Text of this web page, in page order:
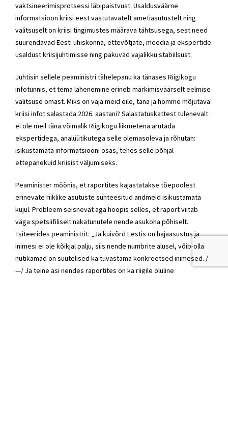
vaktsineerimisprotsessi läbipaistvust. Usaldusväärne
informatsioon kriisi eest vastutavatelt ametiasutustelt ning
valitsuselt on kriisi tingimustes määrava tähtsusega, sest need
suurendavad Eesti ühiskonna, ettevõtjate, meedia ja ekspertide
usaldust kriisijuhtimisse ning pakuvad vajalikku stabiilsust.
Juhtisin sellele peaministri tähelepanu ka tänases Riigikogu
infotunnis, et tema lähenemine erineb märkimisväärselt eelmise
valitsuse omast. Miks on vaja meid eile, täna ja homme mõjutava
kriisi infot salastada 2026. aastani? Salastatuskattest tulenevalt
ei ole meil täna võimalik Riigikogu liikmetena arutada
ekspertidega, analüütikutega selle olemasoleva ja rõhutan:
isikustamata informatsiooni osas, tehes selle põhjal
ettepanekuid kriisist väljumiseks.
Peaminister möönis, et raportites kajastatakse tõepoolest
erinevate riiklike asutuste sünteesitud andmeid isikustamata
kujul. Probleem seisnevat aga hoopis selles, et raport viitab
väga spetsiifiliselt nakatunutele nende asukoha põhiselt.
Tsiteerides peaministrit: „Ja kuivõrd Eestis on hajaasustus ja
inimesi ei ole kõikjal palju, siis nende numbrite alusel, võib-olla
nutikamad on suutelised ka tuvastama konkreetsed inimesed. /
—/ Ja teine asi nendes raportites on ka riigile oluline